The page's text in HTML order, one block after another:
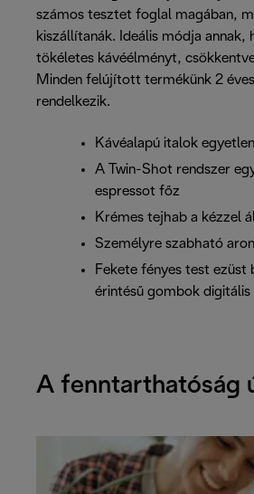
számos tesztet foglal magában,
kiszállítanák. Ideális módja annak,
tökéletes kávéélményt,
Minden felújított termékünk 2
rendelkezik.
Kávéalapú italok
A Twin-Shot rendszer
espressot főz
Krémes tejhab a kézzel
Személyre szabható
Fekete fényes test ezüst
érintésű gombok digitális
A fenntarthatóság